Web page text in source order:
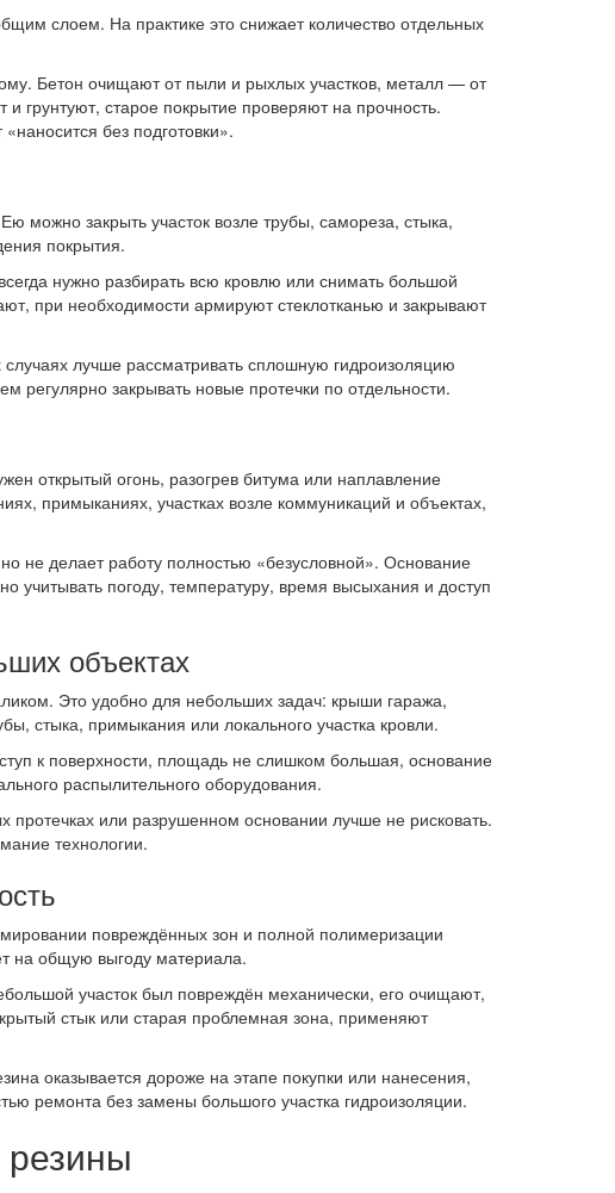
слоем. На практике это снижает количество отдельных
Бетон очищают от пыли и рыхлых участков, металл — от
грунтуют, старое покрытие проверяют на прочность.
без подготовки».
можно закрыть участок возле трубы, самореза, стыка,
покрытия.
нужно разбирать всю кровлю или снимать большой
при необходимости армируют стеклотканью и закрывают
лучше рассматривать сплошную гидроизоляцию
закрывать новые протечки по отдельности.
открытый огонь, разогрев битума или наплавление
примыканиях, участках возле коммуникаций и объектах,
не делает работу полностью «безусловной». Основание
погоду, температуру, время высыхания и доступ
объектах
Это удобно для небольших задач: крыши гаража,
стыка, примыкания или локального участка кровли.
к поверхности, площадь не слишком большая, основание
распылительного оборудования.
или разрушенном основании лучше не рисковать.
технологии.
повреждённых зон и полной полимеризации
на общую выгоду материала.
участок был повреждён механически, его очищают,
стык или старая проблемная зона, применяют
оказывается дороже на этапе покупки или нанесения,
ремонта без замены большого участка гидроизоляции.